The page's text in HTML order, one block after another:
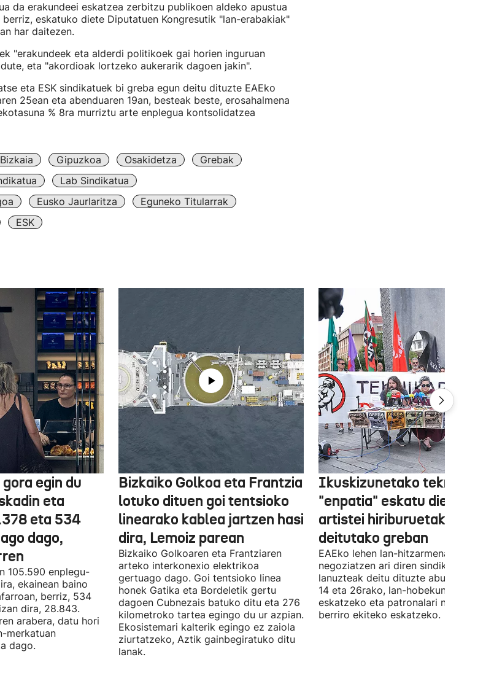
da erakundeei eskatzea zerbitzu publikoen aldeko apustua
eskatuko diete Diputatuen Kongresutik "lan-erabakiak"
har daitezen.
"erakundeek eta alderdi politikoek gai horien inguruan
eta "akordioak lortzeko aukerarik dagoen jakin".
eta ESK sindikatuek bi greba egun deitu dituzte EAEko
25ean eta abenduaren 19an, besteak beste, erosahalmena
% 8ra murriztu arte enplegua kontsolidatzea
Bizkaia Gipuzkoa Osakidetza
Grebak
Lab Sindikatua
Eusko Jaurlaritza
Eguneko Titularrak
ESK
egin du
eta
eta 534
dago,
105.590 enplegu-
ekainean baino
berriz, 534
dira, 28.843.
arabera, datu hori
merkatuan
dago.
Bizkaiko Golkoa eta Frantzia
lotuko dituen goi tentsioko
linearako kablea jartzen hasi
dira, Lemoiz parean
Bizkaiko Golkoaren eta Frantziaren
arteko interkonexio elektrikoa
gertuago dago. Goi tentsioko linea
honek Gatika eta Bordeletik gertu
dagoen Cubnezais batuko ditu eta 276
kilometroko tartea egingo du ur azpian.
Ekosistemari kalterik egingo ez zaiola
ziurtatzeko, Aztik gainbegiratuko ditu
lanak.
Ikuskizunetako teknikariek
"enpatia" eskatu diete
artistei hiriburuetako
deitutako greban
EAEko lehen lan-hitzarmena
negoziatzen ari diren sindikatuek
lanuzteak deitu dituzte abuztuaren 5,
14 eta 26rako, lan-hobekuntzak
eskatzeko eta patronalari
berriro ekiteko eskatzeko.